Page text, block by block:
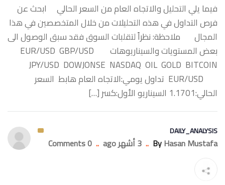
فيما يلي التحليل والاتجاه العام من السعر الحالي ابحث عن
فرص التداول في هذه التحليلات من خلال المتخصصين في هذا
المجال ملاحظة: نظراً لتقلبات السوق فقد سبق الوصول الى
بعض المستويات والسيناريوهات ‏EUR/USD GBP/USD
JPY/USD DOWJONSE NASDAQ OIL GOLD BITCOIN
‏EUR/USD تداول يومي:الاتجاه العام هابط السعر
الحالي:1.1701 السيناريو الأول:كسر […]
DAILY_ANALYSIS
ByHasan Mustafa
.. 3 أشهر ago ..
0 Comments